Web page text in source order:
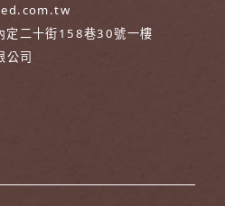
定二十街158巷30號一樓
公司